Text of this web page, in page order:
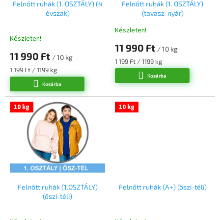
Felnőtt ruhák (1. OSZTÁLY) (4
évszak)
Készleten!
11 990 Ft / 10 kg
Egységár:
1 199 Ft / 1199 kg
Kosárba
Felnőtt ruhák (1. OSZTÁLY)
(tavasz-nyár)
A
átlagos
értékelése
5-
5,0
csillag.
Készleten!
11 990 Ft / 10 kg
Egységár:
1 199 Ft / 1199 kg
Kosárba
10 kg
Felnőtt ruhák (1.OSZTÁLY)
(őszi-téli)
10 kg
Felnőtt ruhák (A+) (őszi-téli)